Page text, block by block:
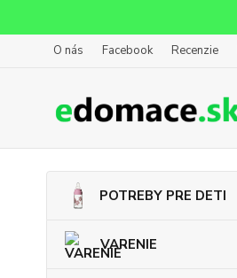
O nás Facebook Recenzie
POTREBY PRE DETI
VARENIE